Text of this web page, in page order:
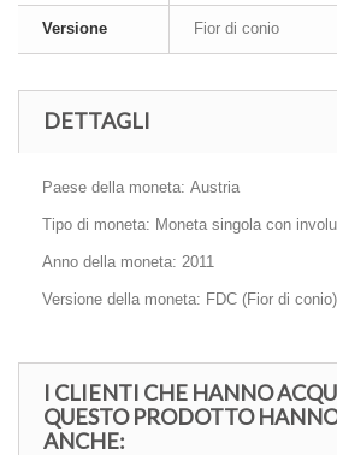
Versione Fior di conio
DETTAGLI
Paese della moneta: Austria
Tipo di moneta: Moneta singola con
Anno della moneta: 2011
Versione della moneta: FDC (Fior di conio)
I CLIENTI CHE HANNO
QUESTO PRODOTTO
ANCHE: